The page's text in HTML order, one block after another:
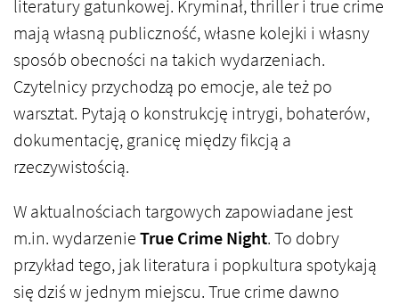
literatury gatunkowej. Kryminał, thriller i true crime
mają własną publiczność, własne kolejki i własny
sposób obecności na takich wydarzeniach.
Czytelnicy przychodzą po emocje, ale też po
warsztat. Pytają o konstrukcję intrygi, bohaterów,
dokumentację, granicę między fikcją a
rzeczywistością.
W aktualnościach targowych zapowiadane jest
m.in. wydarzenieTrue Crime Night. To dobry
przykład tego, jak literatura i popkultura spotykają
się dziś w jednym miejscu. True crime dawno